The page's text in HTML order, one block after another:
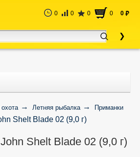
0 0 0 0 0 руб
Летняя рыбалка Приманки
Shelt Blade 02 (9,0 г)
Shelt Blade 02 (9,0 г)